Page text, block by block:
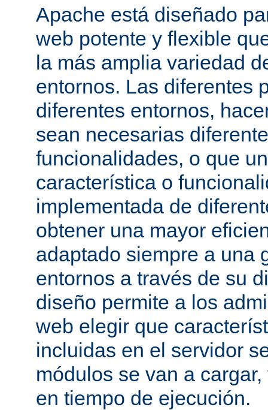
Apache está diseñado
web potente y flexible
la más amplia variedad
entornos. Las diferentes
diferentes entornos,
sean necesarias
funcionalidades, o que
característica o
implementada de
obtener una mayor
adaptado siempre a una
entornos a través de su
diseño permite a los
web elegir que
incluidas en el servidor
módulos se van a
en tiempo de ejecución.